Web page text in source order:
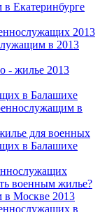
Екатеринбурге
2013
в 2013
- жилье 2013
в Балашихе
в
для военных
в Балашихе
военным жилье?
Москве 2013
в